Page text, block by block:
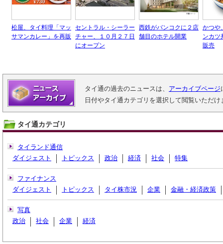
松屋、タイ料理「マッ
サマンカレー」を再販
セントラル・シーラー
チャー、１０月２７日
にオープン
西鉄がバンコクに２店
舗目のホテル開業
かつや
ンカツ
販売
タイ通の過去のニュースは、 アーカイブページ
日付やタイ通カテゴリを選択して閲覧いただけ
タイ通カテゴリ
タイランド通信
ダイジェスト
トピックス 政治 経済 社会 特集
ファイナンス
ダイジェスト
トピックス タイ株市況 企業 金融・経済政策
写真
政治
社会 企業 経済